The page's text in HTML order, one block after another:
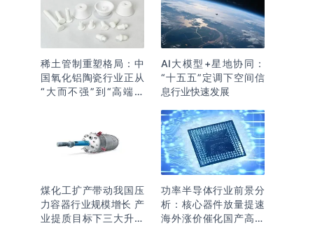
稀土管制重塑格局：中
国氧化铝陶瓷行业正从
“大而不强”到“高端突
AI大模型+星地协同：
“十五五”定调下空间信
息行业快速发展
煤化工扩产带动我国压
力容器行业规模增长 产
业提质目标下三大升级
功率半导体行业前景分
析：核心器件放量提速
海外涨价催化国产高端